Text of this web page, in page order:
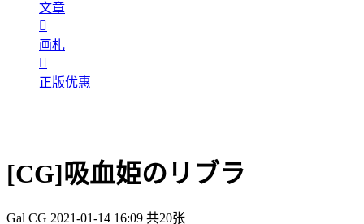
文章

画札

正版优惠
[CG]吸血姫のリブラ
Gal CG 2021-01-14 16:09 共20张